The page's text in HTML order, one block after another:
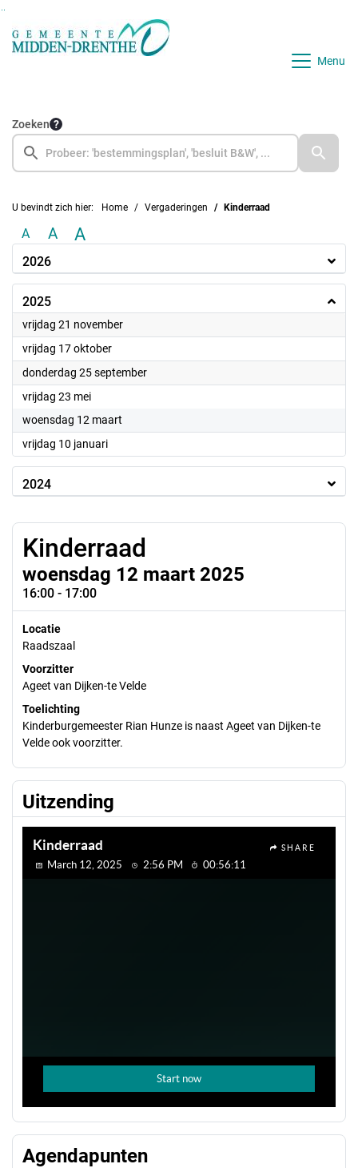
Ga naar de inhoud van deze pagina
Menu
Zoeken
U bevindt zich hier: Home Vergaderingen Kinderraad
A A A
2026
2025
vrijdag 21 november2025
vrijdag 17 oktober2025
donderdag 25 september2025
vrijdag 23 mei2025
woensdag 12 maart
vrijdag 10 januari2025
2024
Kinderraad
woensdag 12 maart 2025
16:00 - 17:00
Locatie
Raadszaal
Voorzitter
Ageet van Dijken-te Velde
Toelichting
Kinderburgemeester Rian Hunze is naast Ageet van Dijken-te
Velde ook voorzitter.
Uitzending
Agendapunten